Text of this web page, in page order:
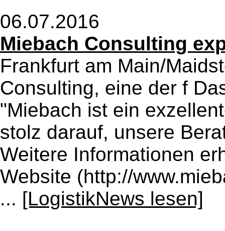
06.07.2016
Miebach Consulting
Frankfurt am Main/
Consulting, eine der f
"Miebach ist ein
stolz darauf, unsere
Weitere Informationen
Website (http://
... [LogistikNews lesen]